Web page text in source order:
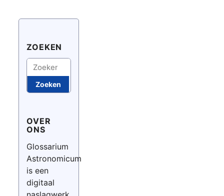
ZOEKEN
Zoeken
Zoeken
OVER
ONS
Glossarium
Astronomicum
is een
digitaal